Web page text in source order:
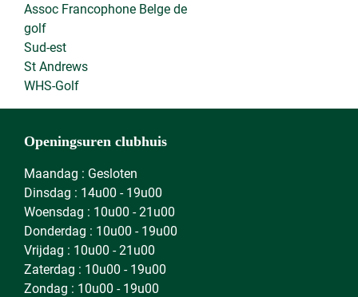
Assoc Francophone Belge de
golf
Sud-est
St Andrews
WHS-Golf
Openingsuren clubhuis
Maandag : Gesloten
Dinsdag : 14u00 - 19u00
Woensdag : 10u00 - 21u00
Donderdag : 10u00 - 19u00
Vrijdag : 10u00 - 21u00
Zaterdag : 10u00 - 19u00
Zondag : 10u00 - 19u00